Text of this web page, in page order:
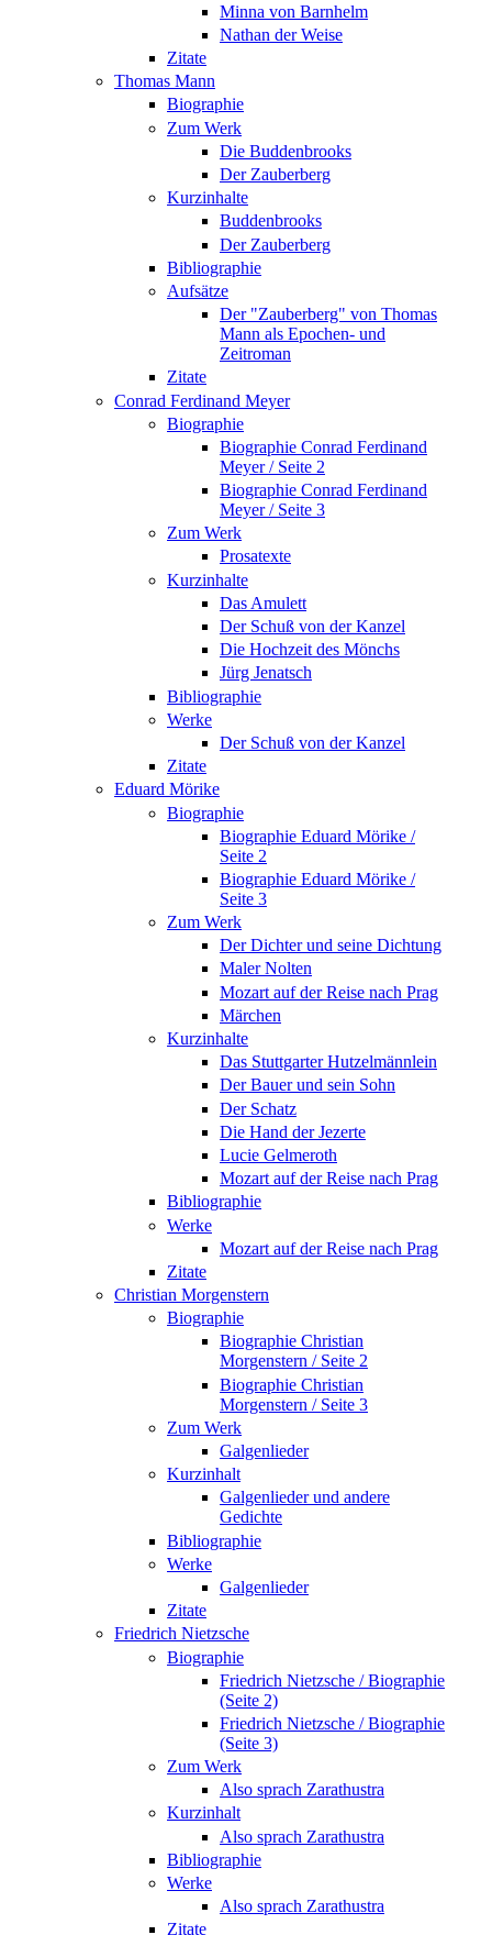
Minna von Barnhelm
Nathan der Weise
Zitate
Thomas Mann
Biographie
Zum Werk
Die Buddenbrooks
Der Zauberberg
Kurzinhalte
Buddenbrooks
Der Zauberberg
Bibliographie
Aufsätze
Der "Zauberberg" von Thomas
Mann als Epochen- und
Zeitroman
Zitate
Conrad Ferdinand Meyer
Biographie
Biographie Conrad Ferdinand
Meyer / Seite 2
Biographie Conrad Ferdinand
Meyer / Seite 3
Zum Werk
Prosatexte
Kurzinhalte
Das Amulett
Der Schuß von der Kanzel
Die Hochzeit des Mönchs
Jürg Jenatsch
Bibliographie
Werke
Der Schuß von der Kanzel
Zitate
Eduard Mörike
Biographie
Biographie Eduard Mörike /
Seite 2
Biographie Eduard Mörike /
Seite 3
Zum Werk
Der Dichter und seine Dichtung
Maler Nolten
Mozart auf der Reise nach Prag
Märchen
Kurzinhalte
Das Stuttgarter Hutzelmännlein
Der Bauer und sein Sohn
Der Schatz
Die Hand der Jezerte
Lucie Gelmeroth
Mozart auf der Reise nach Prag
Bibliographie
Werke
Mozart auf der Reise nach Prag
Zitate
Christian Morgenstern
Biographie
Biographie Christian
Morgenstern / Seite 2
Biographie Christian
Morgenstern / Seite 3
Zum Werk
Galgenlieder
Kurzinhalt
Galgenlieder und andere
Gedichte
Bibliographie
Werke
Galgenlieder
Zitate
Friedrich Nietzsche
Biographie
Friedrich Nietzsche / Biographie
(Seite 2)
Friedrich Nietzsche / Biographie
(Seite 3)
Zum Werk
Also sprach Zarathustra
Kurzinhalt
Also sprach Zarathustra
Bibliographie
Werke
Also sprach Zarathustra
Zitate